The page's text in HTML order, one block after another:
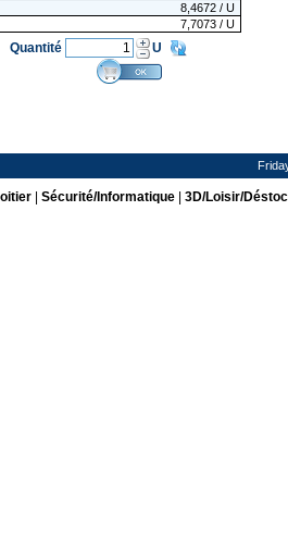
8,4672 / U
7,7073 / U
Quantité U
| Sécurité/Informatique| 3D/Loisir/